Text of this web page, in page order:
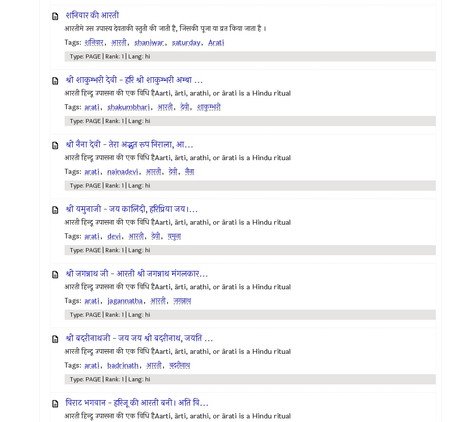
शनिवार की आरती
आरतीमे उस उपास्य देवताकी स्तुती की जाती है, जिसकी पूजा या व्रत किया जाता है ।
Tags: शनिवार, आरती, shaniwar, saturday, Arati
Type: PAGE | Rank: 1 | Lang: hi
श्री शाकुम्भरी देवी - हरि श्री शाकुम्भरी अम्बा ...
आरती हिन्दू उपासना की एक विधि हैAarti, ãrti, arathi, or ãrati is a Hindu ritual
Tags: arati, shakumbhari, आरती, देवी, शाकुम्भरी
Type: PAGE | Rank: 1 | Lang: hi
श्री नैना देवी - तेरा अद्भुत रूप निराला, आ...
आरती हिन्दू उपासना की एक विधि हैAarti, ãrti, arathi, or ãrati is a Hindu ritual
Tags: arati, nainadevi, आरती, देवी, नैना
Type: PAGE | Rank: 1 | Lang: hi
श्री यमुनाजी - जय कालिंदी, हरिप्रिया जय।...
आरती हिन्दू उपासना की एक विधि हैAarti, ãrti, arathi, or ãrati is a Hindu ritual
Tags: arati, devi, आरती, देवी, यमुना
Type: PAGE | Rank: 1 | Lang: hi
श्री जगन्नाथ जी - आरती श्री जगन्नाथ मंगलकार...
आरती हिन्दू उपासना की एक विधि हैAarti, ãrti, arathi, or ãrati is a Hindu ritual
Tags: arati, jagannatha, आरती, जगन्नाथ
Type: PAGE | Rank: 1 | Lang: hi
श्री बदरीनाथजी - जय जय श्री बदरीनाथ, जयति ...
आरती हिन्दू उपासना की एक विधि हैAarti, ãrti, arathi, or ãrati is a Hindu ritual
Tags: arati, badrinath, आरती, बदरीनाथ
Type: PAGE | Rank: 1 | Lang: hi
विराट भगवान - हरिजू की आरती बनी। अति वि...
आरती हिन्दू उपासना की एक विधि हैAarti, ãrti, arathi, or ãrati is a Hindu ritual